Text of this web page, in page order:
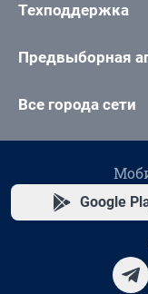
Техподдержка
Предвыборная
Все города сети
Google